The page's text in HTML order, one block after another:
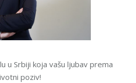
u Srbiji koja vašu ljubav prema
poziv!